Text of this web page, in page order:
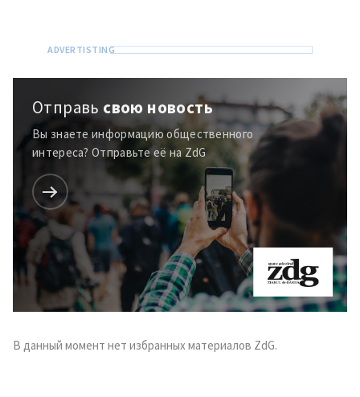
Отправь свою новость
Вы знаете информацию общественного
интереса? Отправьте её на ZdG
В данный момент нет избранных материалов ZdG.